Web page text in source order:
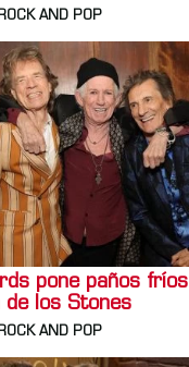
ROCK AND POP
pone paños
de los Stones
ROCK AND POP